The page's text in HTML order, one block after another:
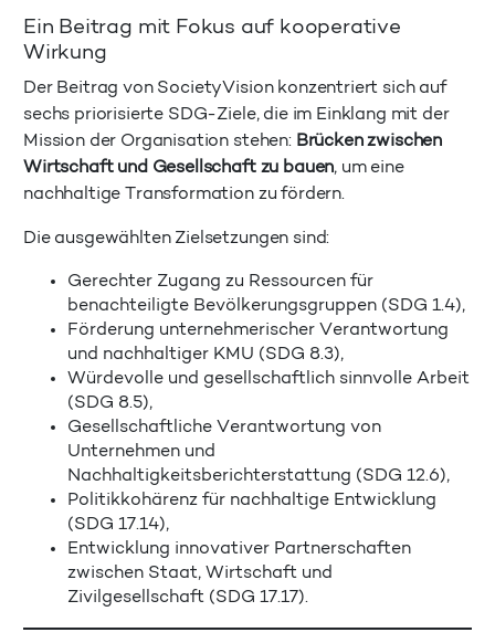
Ein Beitrag mit Fokus auf kooperative
Wirkung
Der Beitrag von SocietyVision konzentriert sich auf
sechs priorisierte SDG-Ziele, die im Einklang mit der
Mission der Organisation stehen: Brücken zwischen
Wirtschaft und Gesellschaft zu bauen, um eine
nachhaltige Transformation zu fördern.
Die ausgewählten Zielsetzungen sind:
Gerechter Zugang zu Ressourcen für
benachteiligte Bevölkerungsgruppen (SDG 1.4),
Förderung unternehmerischer Verantwortung
und nachhaltiger KMU (SDG 8.3),
Würdevolle und gesellschaftlich sinnvolle Arbeit
(SDG 8.5),
Gesellschaftliche Verantwortung von
Unternehmen und
Nachhaltigkeitsberichterstattung (SDG 12.6),
Politikkohärenz für nachhaltige Entwicklung
(SDG 17.14),
Entwicklung innovativer Partnerschaften
zwischen Staat, Wirtschaft und
Zivilgesellschaft (SDG 17.17).